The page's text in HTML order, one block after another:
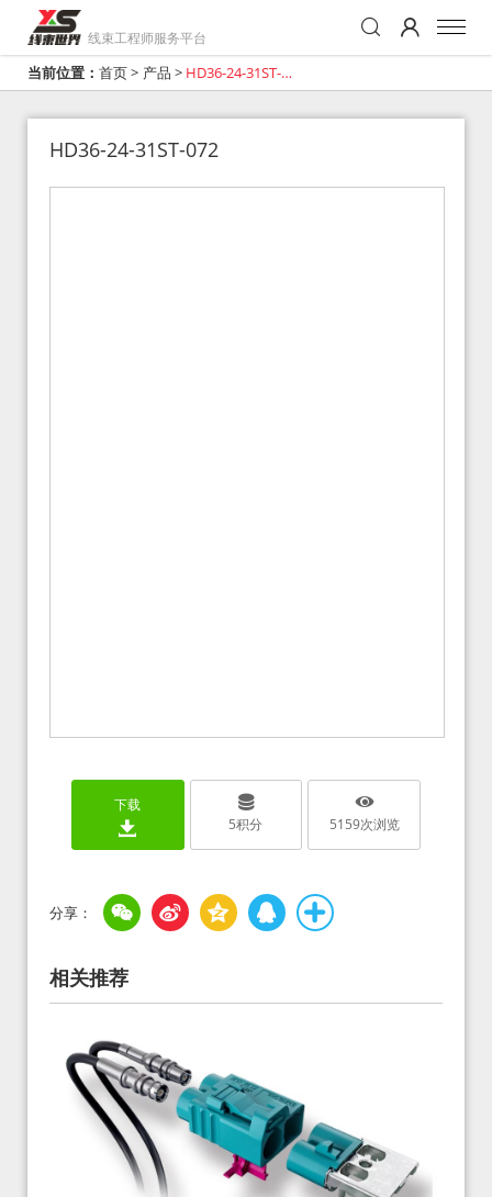
线束工程师服务平台
当前位置： 首页> 产品 > HD36-24-31ST-
HD36-24-31ST-072
下载
5积分 5159次浏览
相关推荐